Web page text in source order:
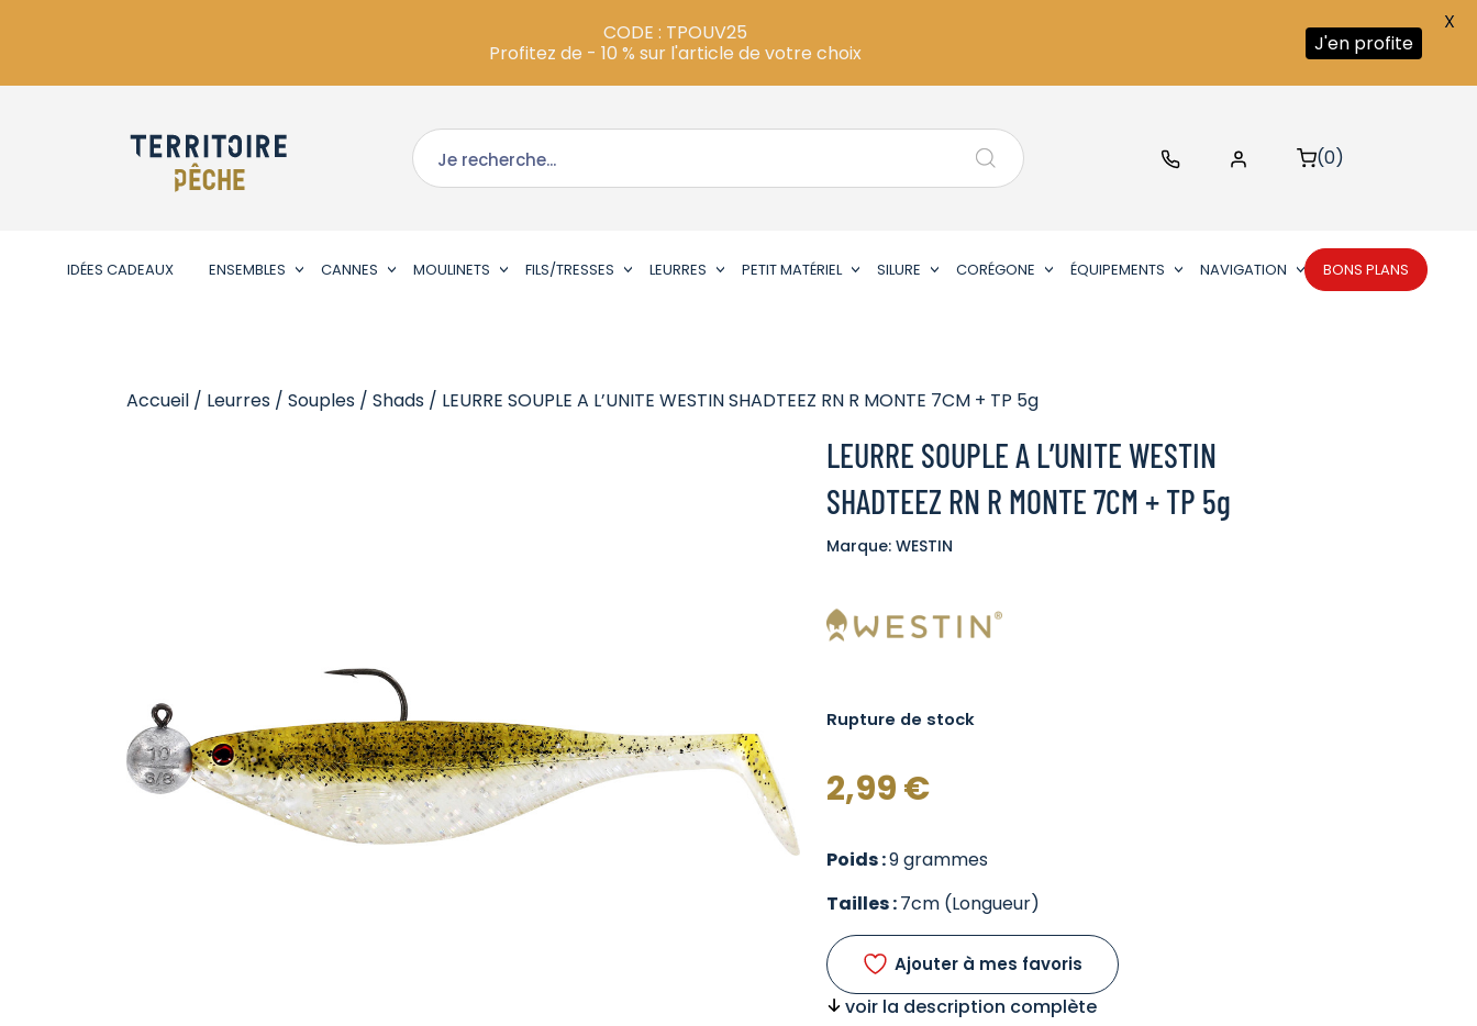
(0)
IDÉES CADEAUX ENSEMBLES CANNES MOULINETS FILS/TRESSES LEURRES PETIT MATÉRIEL SILURE CORÉGONE ÉQUIPEMENTS NAVIGATION BONS PLANS
Accueil / Leurres / Souples / Shads / LEURRE SOUPLE A L’UNITE WESTIN SHADTEEZ RN R MONTE 7CM + TP 5g
LEURRE SOUPLE A L’UNITE WESTIN
SHADTEEZ RN R MONTE 7CM + TP 5g
Marque: WESTIN
Rupture de stock
2,99€
Poids :9 grammes
Tailles :7cm (Longueur)
Ajouter à mes favoris
voir la description complète
CODE : TPOUV25
Profitez de - 10 % sur l'article de votre choix
J'en profite
X